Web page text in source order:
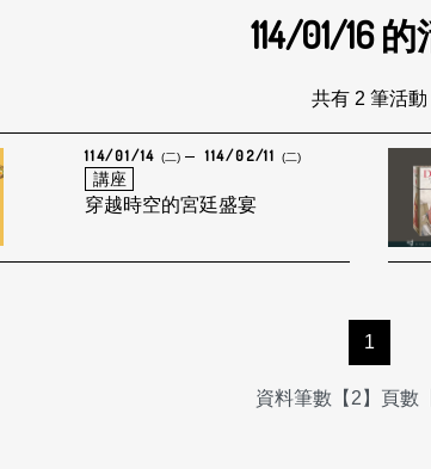
114/01/16的
共有 2 筆活動
114/01/14 (二) 114/02/11 (二)
講座
穿越時空的宮廷盛宴
1
資料筆數【2】頁數